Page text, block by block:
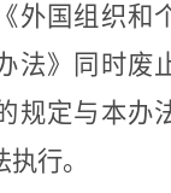
外国组织和
法》同时废
规定与本办
行。